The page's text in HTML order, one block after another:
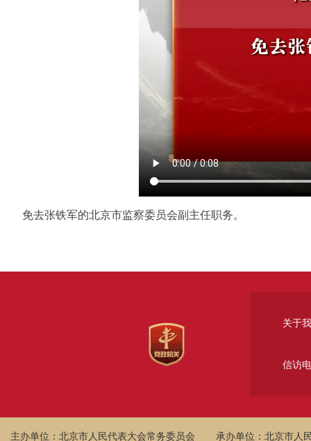
免去张铁军的北京市监察委员会副主任职务。
关于
信访
主办单位：北京市人民代表大会常务委员会 承办单位：北京市人